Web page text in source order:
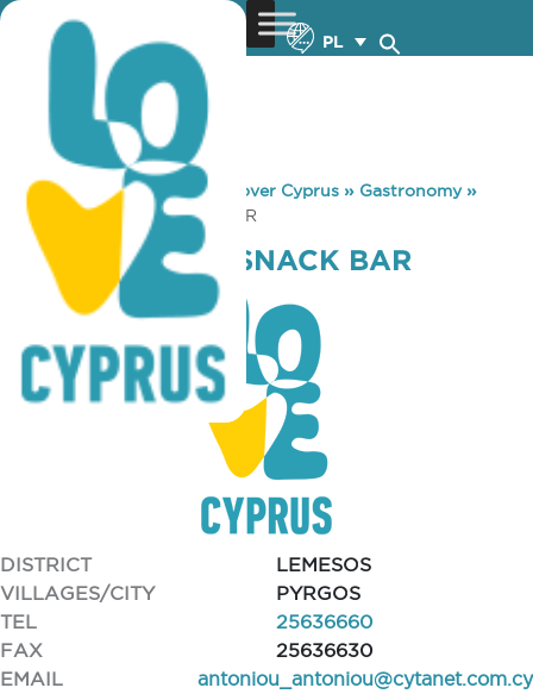
PL
You are here: Home »Discover Cyprus » Gastronomy»
DOUBLE POINT SNACK BAR
DOUBLE POINT SNACK BAR
DISTRICT
LEMESOS
VILLAGES/CITY
PYRGOS
TEL
25636660
FAX
25636630
EMAIL
antoniou_antoniou@cytanet.com.cy